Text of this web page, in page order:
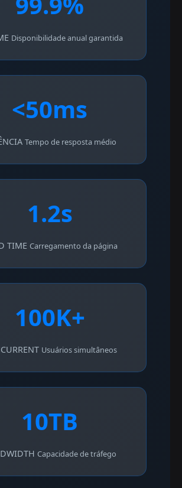
Disponibilidade anual garantida
<50ms
Tempo de resposta médio
1.2s
TIME Carregamento da página
100K+
Usuários simultâneos
10TB
Capacidade de tráfego